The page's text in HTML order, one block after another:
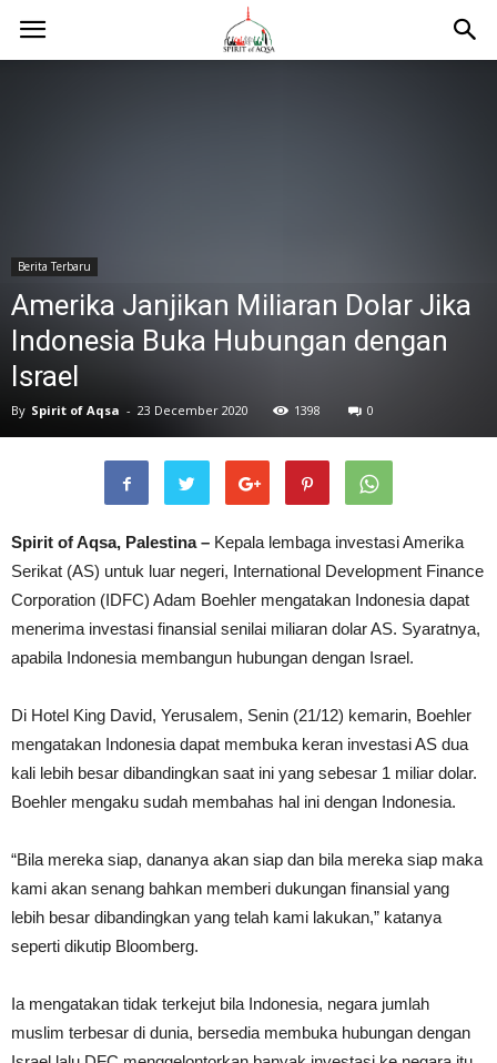
Berita Terbaru
Amerika Janjikan Miliaran Dolar Jika
Indonesia Buka Hubungan dengan
Israel
By Spirit of Aqsa - 23 December 2020 1398 0
Spirit of Aqsa, Palestina – Kepala lembaga investasi Amerika
Serikat (AS) untuk luar negeri, International Development Finance
Corporation (IDFC) Adam Boehler mengatakan Indonesia dapat
menerima investasi finansial senilai miliaran dolar AS. Syaratnya,
apabila Indonesia membangun hubungan dengan Israel.
Di Hotel King David, Yerusalem, Senin (21/12) kemarin, Boehler
mengatakan Indonesia dapat membuka keran investasi AS dua
kali lebih besar dibandingkan saat ini yang sebesar 1 miliar dolar.
Boehler mengaku sudah membahas hal ini dengan Indonesia.
“Bila mereka siap, dananya akan siap dan bila mereka siap maka
kami akan senang bahkan memberi dukungan finansial yang
lebih besar dibandingkan yang telah kami lakukan,” katanya
seperti dikutip Bloomberg.
Ia mengatakan tidak terkejut bila Indonesia, negara jumlah
muslim terbesar di dunia, bersedia membuka hubungan dengan